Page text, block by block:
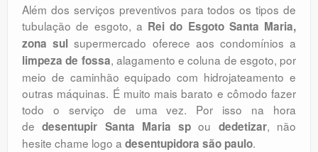
Além dos serviços preventivos para todos os tipos de
tubulação de esgoto, a Rei do Esgoto Santa Maria,
zona sulsupermercado oferece aos condomínios a
limpeza de fossa, alagamento e coluna de esgoto, por
meio de caminhão equipado com hidrojateamento e
outras máquinas. É muito mais barato e cômodo fazer
todo o serviço de uma vez. Por isso na hora
dedesentupir Santa Maria sp ou dedetizar, não
hesite chame logo a desentupidora são paulo.